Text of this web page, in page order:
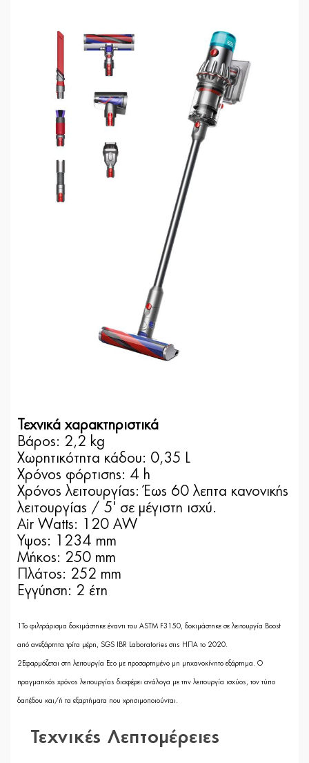
Τεχνικά χαρακτηριστικά
Βάρος: 2,2 kg
Χωρητικότητα κάδου: 0,35 L
Χρόνος φόρτισης: 4 h
Χρόνος λειτουργίας: Έως 60 λεπτα κανονικής
λειτουργίας / 5' σε μέγιστη ισχύ.
Air Watts: 120 AW
Ύψος: 1234 mm
Μήκος: 250 mm
Πλάτος: 252 mm
Εγγύηση: 2 έτη
1Το φιλτράρισμα δοκιμάστηκε έναντι του ASTM F3150, δοκιμάστηκε σε λειτουργία Boost
από ανεξάρτητα τρίτα μέρη, SGS IBR Laboratories στις ΗΠΑ το 2020.
2Εφαρμόζεται στη λειτουργία Eco με προσαρτημένο μη μηχανοκίνητο εξάρτημα. Ο
πραγματικός χρόνος λειτουργίας διαφέρει ανάλογα με την λειτουργία ισχύος, τον τύπο
δαπέδου και/ή τα εξαρτήματα που χρησιμοποιούνται.
Τεχνικές Λεπτομέρειες